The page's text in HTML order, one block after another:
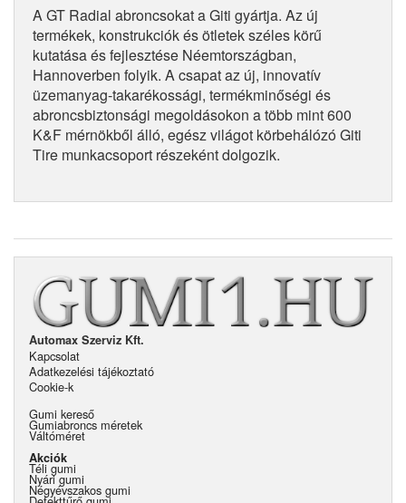
A GT Radial abroncsokat a Giti gyártja. Az új
termékek, konstrukciók és ötletek széles körű
kutatása és fejlesztése Néemtországban,
Hannoverben folyik. A csapat az új, innovatív
üzemanyag-takarékossági, termékminőségi és
abroncsbiztonsági megoldásokon a több mint 600
K&F mérnökből álló, egész világot körbehálózó Giti
Tire munkacsoport részeként dolgozik.
Automax Szerviz Kft.
Kapcsolat
Adatkezelési tájékoztató
Cookie-k
Gumi kereső
Gumiabroncs méretek
Váltóméret
Akciók
Téli gumi
Nyári gumi
Négyévszakos gumi